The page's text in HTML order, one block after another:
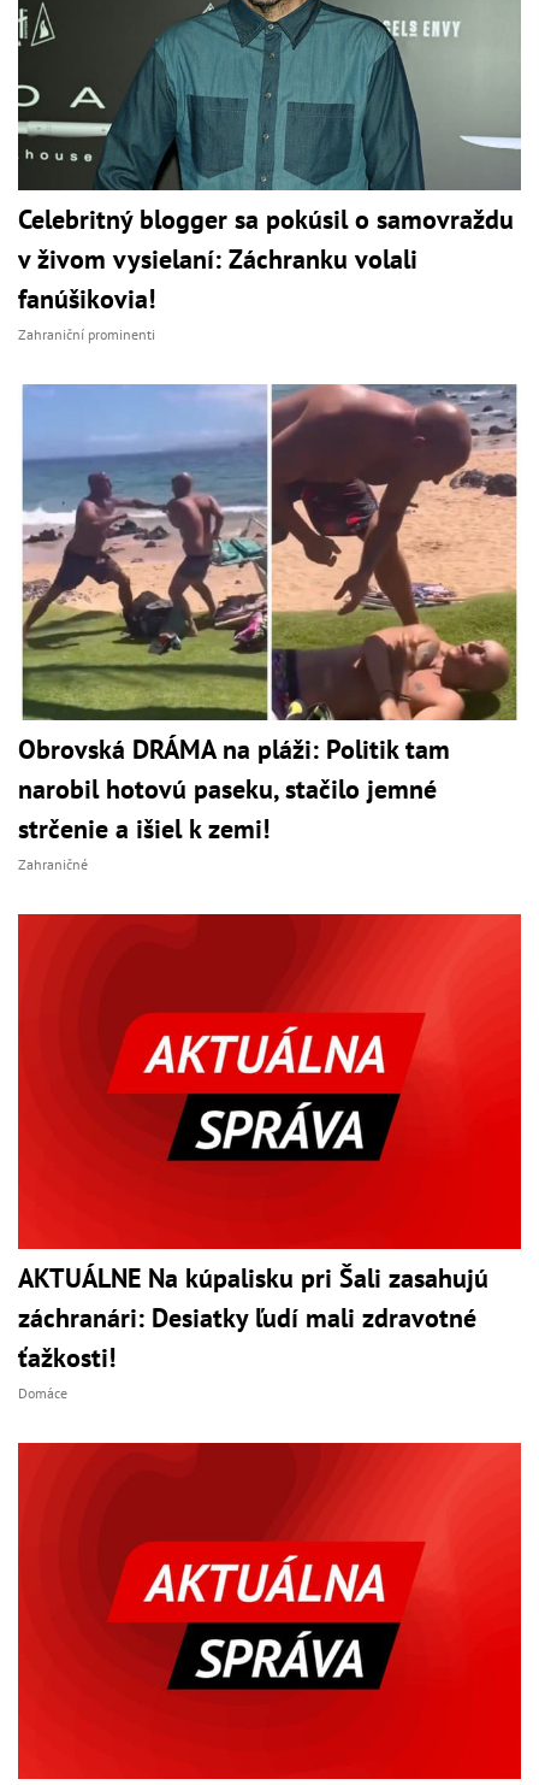
Celebritný blogger sa pokúsil o samovraždu
v živom vysielaní: Záchranku volali
fanúšikovia!
Zahraniční prominenti
Obrovská DRÁMA na pláži: Politik tam
narobil hotovú paseku, stačilo jemné
strčenie a išiel k zemi!
Zahraničné
AKTUÁLNE Na kúpalisku pri Šali zasahujú
záchranári: Desiatky ľudí mali zdravotné
ťažkosti!
Domáce